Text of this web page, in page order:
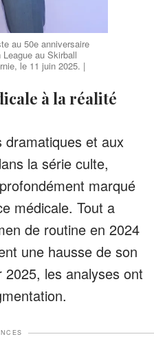
au 50e anniversaire
au Skirball
le 11 juin 2025. |
à la réalité
dramatiques et aux
la série culte,
marqué
médicale. Tout a
de routine en 2024
une hausse de son
les analyses ont